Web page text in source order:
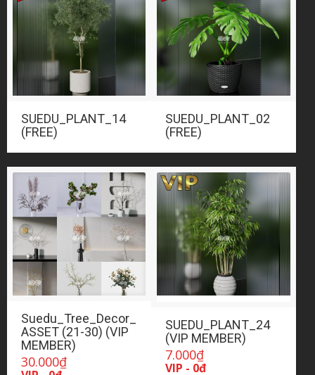
SUEDU_PLANT_14
(FREE)
SUEDU_PLANT_02
(FREE)
Suedu_Tree_Decor_
ASSET (21-30) (VIP
MEMBER)
30.000₫
SUEDU_PLANT_24
(VIP MEMBER)
7.000₫
VIP - 0đ